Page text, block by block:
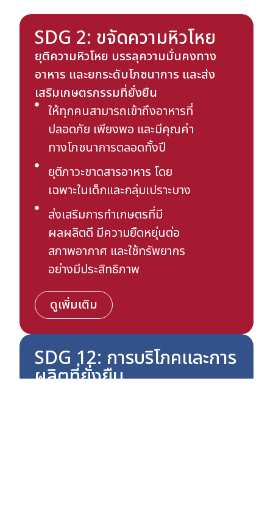
SDG 2: ขจัดความหิวโหย
ยุติความหิวโหย บรรลุความมั่นคงทาง
อาหาร และยกระดับโภชนาการ และส่ง
เสริมเกษตรกรรมที่ยั่งยืน
ให้ทุกคนสามารถเข้าถึงอาหารที่
ปลอดภัย เพียงพอ และมีคุณค่า
ทางโภชนาการตลอดทั้งปี
ยุติภาวะขาดสารอาหาร โดย
เฉพาะในเด็กและกลุ่มเปราะบาง
ส่งเสริมการทำเกษตรที่มี
ผลผลิตดี มีความยืดหยุ่นต่อ
สภาพอากาศ และใช้ทรัพยากร
อย่างมีประสิทธิภาพ
ดูเพิ่มเติม
SDG 12: การบริโภคและการ
ผลิตที่ยั่งยืน